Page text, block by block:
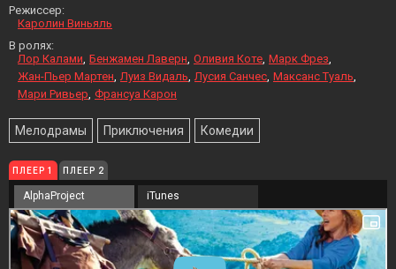
Режиссер:
Каролин Виньяль
В ролях:
Лор Калами Бенжамен Лаверн Оливия Коте Марк Фрез
Жан-Пьер Мартен Луиз Видаль Лусия Санчес Максанс Туаль
Мари Ривьер Франсуа Карон
Мелодрамы Приключения Комедии
ПЛЕЕР 1 ПЛЕЕР 2
AlphaProject iTunes